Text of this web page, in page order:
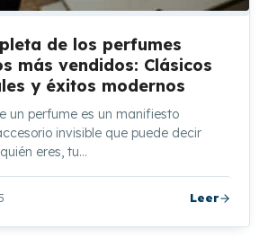
de los perfumes
más vendidos: Clásicos
y éxitos modernos
un perfume es un manifiesto
invisible que puede decir
eres, tu…
Leer